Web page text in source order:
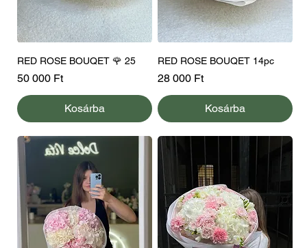
RED ROSE BOUQET 🌹 25
Ár
50 000 Ft
Kosárba
RED ROSE BOUQET 14pc
Ár
28 000 Ft
Kosárba